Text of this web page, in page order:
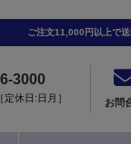
ご注文11,000円以上で
3000
休日:日月］ お問